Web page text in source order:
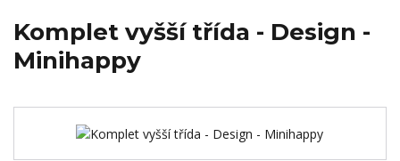
Komplet vyšší třída - Design -
Minihappy